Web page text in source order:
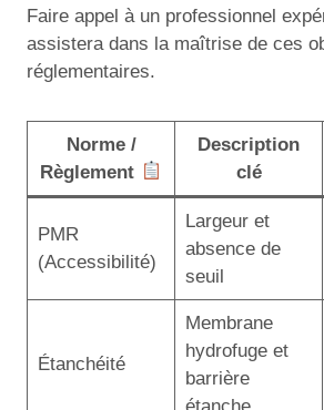
Faire appel à un professionnel
assistera dans la maîtrise de ces
réglementaires.
Norme /
Règlement
Description
clé
PMR
(Accessibilité)
Largeur et
absence de
seuil
Étanchéité
Membrane
hydrofuge et
barrière
étanche